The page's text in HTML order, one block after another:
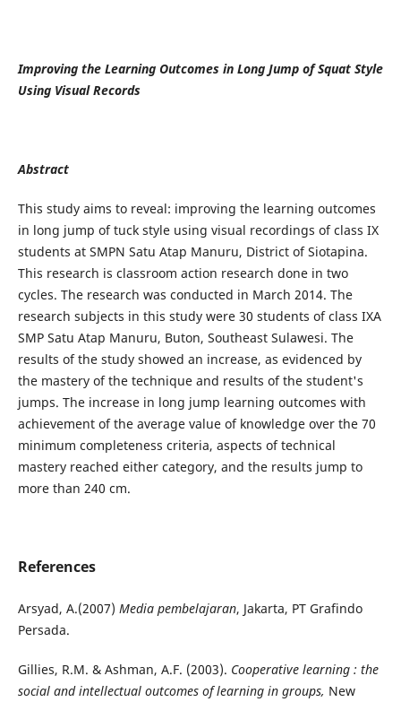
Improving the Learning Outcomes in Long Jump of Squat Style
Using Visual Records
Abstract
This study aims to reveal: improving the learning outcomes
in long jump of tuck style using visual recordings of class IX
students at SMPN Satu Atap Manuru, District of Siotapina.
This research is classroom action research done in two
cycles. The research was conducted in March 2014. The
research subjects in this study were 30 students of class IXA
SMP Satu Atap Manuru, Buton, Southeast Sulawesi. The
results of the study showed an increase, as evidenced by
the mastery of the technique and results of the student's
jumps. The increase in long jump learning outcomes with
achievement of the average value of knowledge over the 70
minimum completeness criteria, aspects of technical
mastery reached either category, and the results jump to
more than 240 cm.
References
Arsyad, A.(2007) Media pembelajaran, Jakarta, PT Grafindo
Persada.
Gillies, R.M. & Ashman, A.F. (2003). Cooperative learning: the
social and intellectual outcomes of learning in groups, New